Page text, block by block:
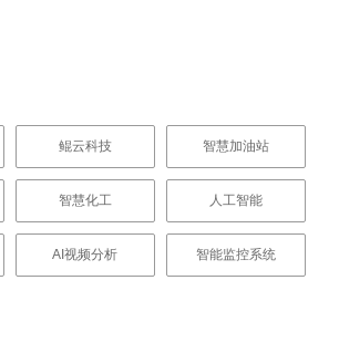
鲲云科技 智慧加油站
智慧化工 人工智能
AI视频分析 智能监控系统